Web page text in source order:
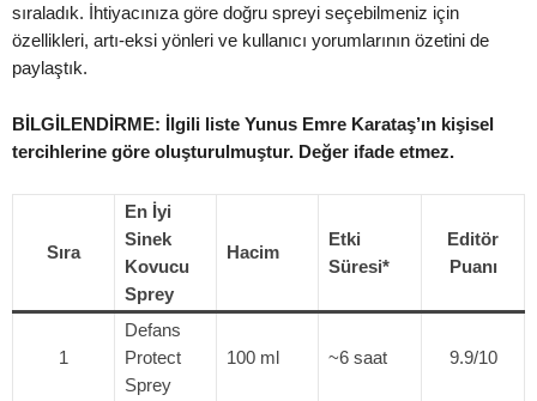
sıraladık. İhtiyacınıza göre doğru spreyi seçebilmeniz için
özellikleri, artı-eksi yönleri ve kullanıcı yorumlarının özetini de
paylaştık.
BİLGİLENDİRME: İlgili liste Yunus Emre Karataş’ın kişisel
tercihlerine göre oluşturulmuştur. Değer ifade etmez.
Sıra
En İyi
Sinek
Kovucu
Sprey
Hacim
Etki
Süresi*
Editör
Puanı
1
Defans
Protect
Sprey
100 ml ~6 saat 9.9/10